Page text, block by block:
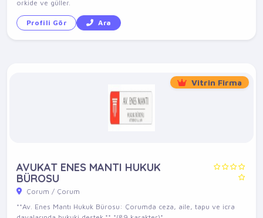
orkide ve güller.
Profili Gör Ara
Vitrin Firma
AVUKAT ENES MANTI HUKUK
BÜROSU
Çorum / Çorum
**Av. Enes Mantı Hukuk Bürosu: Çorumda ceza, aile, tapu ve icra